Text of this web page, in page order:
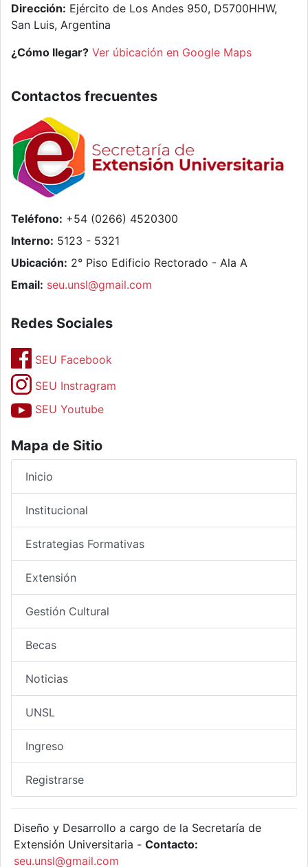
Dirección: Ejército de Los Andes 950, D5700HHW,
San Luis, Argentina
¿Cómo llegar? Ver úbicación en Google Maps
Contactos frecuentes
Teléfono: +54 (0266) 4520300
Interno: 5123 - 5321
Ubicación: 2° Piso Edificio Rectorado - Ala A
Email: seu.unsl@gmail.com
Redes Sociales
SEU Facebook
SEU Instragram
SEU Youtube
Mapa de Sitio
Inicio
Institucional
Estrategias Formativas
Extensión
Gestión Cultural
Becas
Noticias
UNSL
Ingreso
Registrarse
Diseño y Desarrollo a cargo de la Secretaría de
Extensión Universitaria - Contacto:
seu.unsl@gmail.com